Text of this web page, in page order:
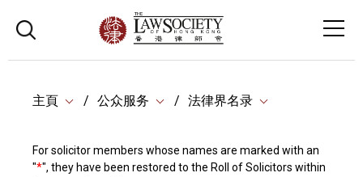
主頁 公众服务 法律界名录
For solicitor members whose names are marked with an
"*", they have been restored to the Roll of Solicitors within